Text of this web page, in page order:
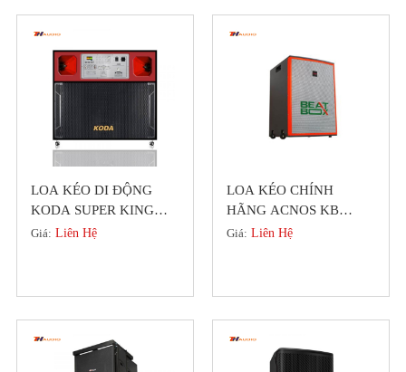
LOA KÉO DI ĐỘNG
KODA SUPER KING
8826 VIP (2 BASS 40
Giá: Liên Hệ
LOA KÉO CHÍNH
HÃNG ACNOS KB
BEATBOX KB41 (
Giá: Liên Hệ